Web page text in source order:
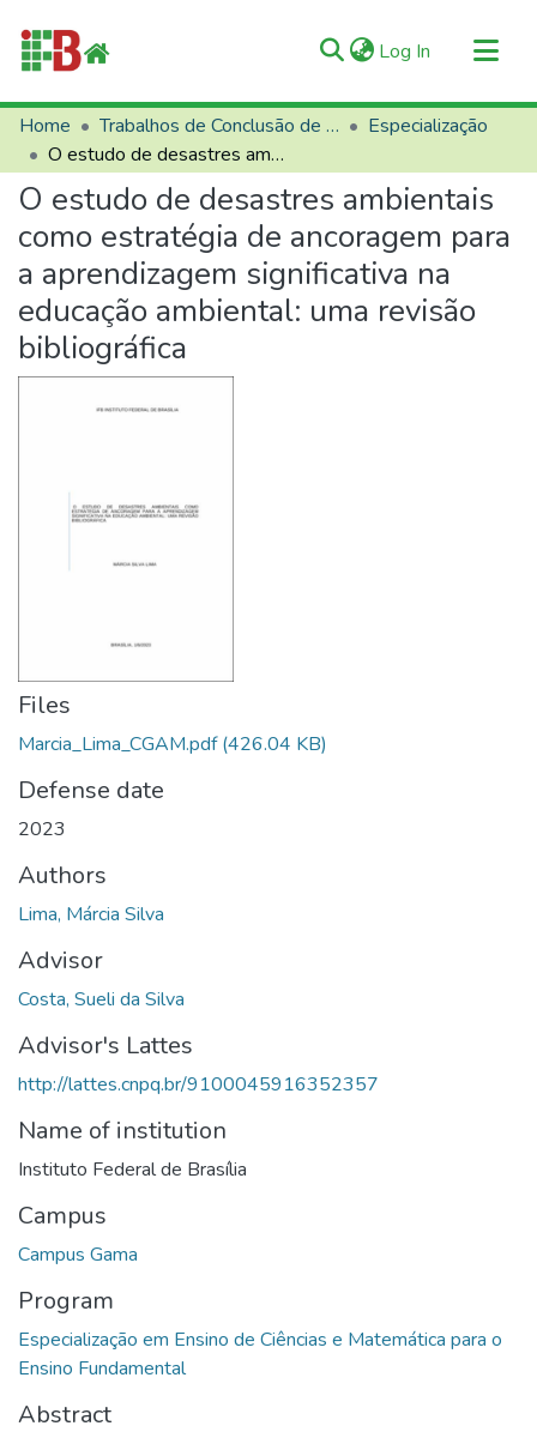
Log In (current)
Communities & Collections
All of RIIFB
Manuals and Terms
Statistics
About RIIFB
Help
Contacts
Home Trabalhos de Conclusão de Curso (TCCs)
Especialização
O estudo de desastres ambientais como estratégia de ancoragem para a aprendizagem significativa na educação ambiental: uma revisão bibliográfica
O estudo de desastres ambientais
como estratégia de ancoragem para
a aprendizagem significativa na
educação ambiental: uma revisão
bibliográfica
Files
Marcia_Lima_CGAM.pdf(426.04 KB)
Defense date
2023
Authors
Lima, Márcia Silva
Advisor
Costa, Sueli da Silva
Advisor's Lattes
http://lattes.cnpq.br/9100045916352357
Name of institution
Instituto Federal de Brasília
Campus
Campus Gama
Program
Especialização em Ensino de Ciências e Matemática para o
Ensino Fundamental
Abstract